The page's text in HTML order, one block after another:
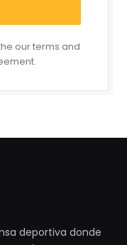
our terms and
deportiva donde